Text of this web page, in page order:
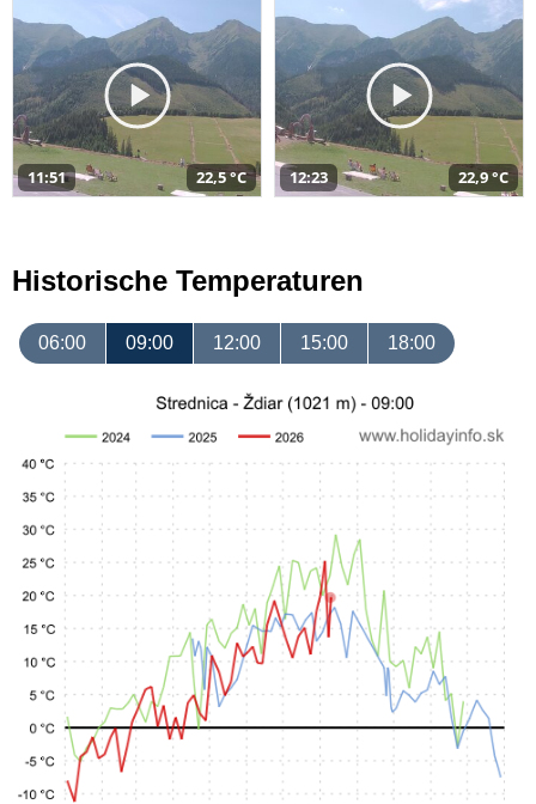
11:51 22,5 °C 12:23 22,9 °C
Historische Temperaturen
06:00 09:00 12:00 15:00 18:00